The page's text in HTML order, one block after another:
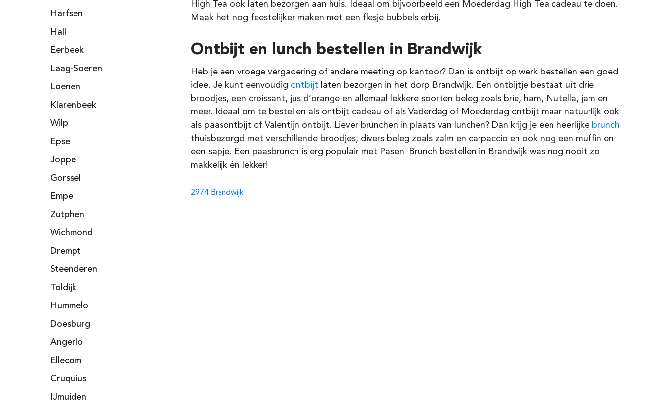
Harfsen
Hall
Eerbeek
Laag-Soeren
Loenen
Klarenbeek
Wilp
Epse
Joppe
Gorssel
Empe
Zutphen
Wichmond
Drempt
Steenderen
Toldijk
Hummelo
Doesburg
Angerlo
Ellecom
Cruquius
IJmuiden
High Tea ook laten bezorgen aan huis. Ideaal om bijvoorbeeld een Moederdag High Tea cadeau te doen.
Maak het nog feestelijker maken met een flesje bubbels erbij.
Ontbijt en lunch bestellen in Brandwijk
Heb je een vroege vergadering of andere meeting op kantoor? Dan is ontbijt op werk bestellen een goed
idee. Je kunt eenvoudig ontbijt laten bezorgen in het dorp Brandwijk. Een ontbijtje bestaat uit drie
broodjes, een croissant, jus d’orange en allemaal lekkere soorten beleg zoals brie, ham, Nutella, jam en
meer. Ideaal om te bestellen als ontbijt cadeau of als Vaderdag of Moederdag ontbijt maar natuurlijk ook
als paasontbijt of Valentijn ontbijt. Liever brunchen in plaats van lunchen? Dan krijg je een heerlijke brunch
thuisbezorgd met verschillende broodjes, divers beleg zoals zalm en carpaccio en ook nog een muffin en
een sapje. Een paasbrunch is erg populair met Pasen. Brunch bestellen in Brandwijk was nog nooit zo
makkelijk én lekker!
2974 Brandwijk